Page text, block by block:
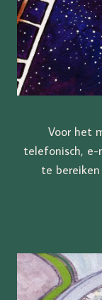
Voor het
telefonisch, e-
te